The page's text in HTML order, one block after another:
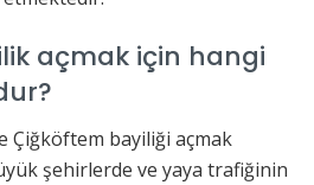
açmak için hangi
Çiğköftem bayiliği açmak
şehirlerde ve yaya trafiğinin